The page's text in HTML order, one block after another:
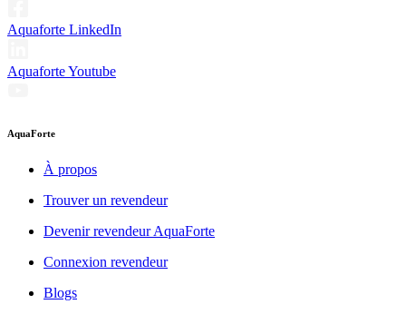
Aquaforte LinkedIn
Aquaforte Youtube
AquaForte
À propos
Trouver un revendeur
Devenir revendeur AquaForte
Connexion revendeur
Blogs